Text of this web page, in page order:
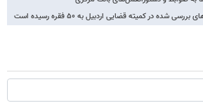
شده در کمیته قضایی اردبیل به ۵۰ فقره رسیده است